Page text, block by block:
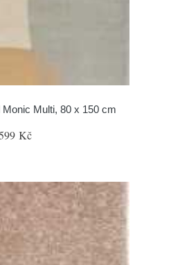
Multi, 80 x 150 cm
Kč